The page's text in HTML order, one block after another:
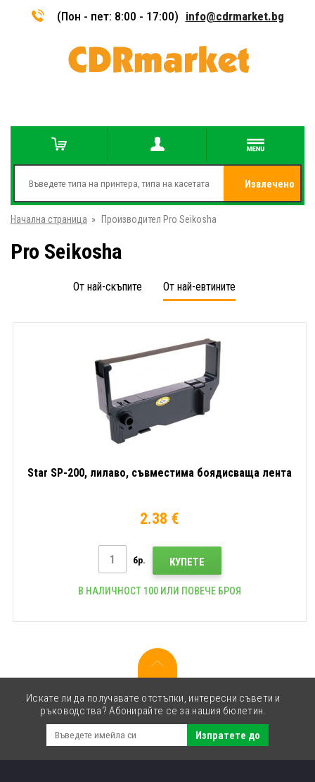
(Пон - пет: 8:00 - 17:00) info@cdrmarket.bg
Извлечено
Начална страница » Производител Pro Seikosha
Pro Seikosha
От най-скъпите От най-евтините
Star SP-200, лилаво, съвместима боядисваща лента
2.38 €
бр. КУПЕТЕ
В НАЛИЧНОСТ 100 ИЛИ ПОВЕЧЕ БРОЯ
Искате ли да получавате отстъпки, интересни съвети и
ръководства? Абонирайте се за нашия бюлетин.
Изпратете до